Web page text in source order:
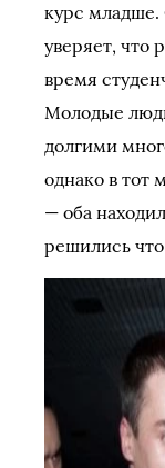
курс младше.
уверяет, что
время
Молодые
долгими
однако в тот
— оба
решились